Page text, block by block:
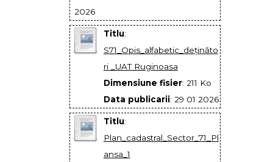
2026
Titlu:
S71_Opis_alfabetic_deţinăto
ri _UAT Ruginoasa
Dimensiune fisier: 211 Ko
Data publicarii: 29 01 2026
Titlu:
Plan_cadastral_Sector_71_Pl
ansa_1